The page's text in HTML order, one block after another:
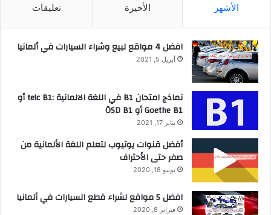
الأشهر الأخيرة تعليقات
افضل 4 مواقع لبيع وشراء السيارات في ألمانيا
أبريل 5, 2021
نماذج امتحان B1 في اللغة الالمانية :telc B1 أو
Goethe B1 أو ÖSD B1
يناير 17, 2021
أفضل قنوات يوتيوب لتعلم اللغة الألمانية من
صفر حتى الأحتراف
يونيو 18, 2020
افضل 5 مواقع لشراء قطع السيارات في ألمانيا
فبراير 8, 2020